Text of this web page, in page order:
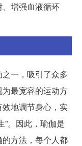
增强血液循环
一，吸引了众多
最宽容的运动方
地调节身心，实
”。因此，瑜伽是
方法，每个人都